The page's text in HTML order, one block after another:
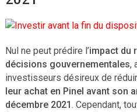
Nul ne peut prédire l’impact du
décisions gouvernementales,
investisseurs désireux de
leur achat en Pinel avant son
décembre 2021. Cependant,